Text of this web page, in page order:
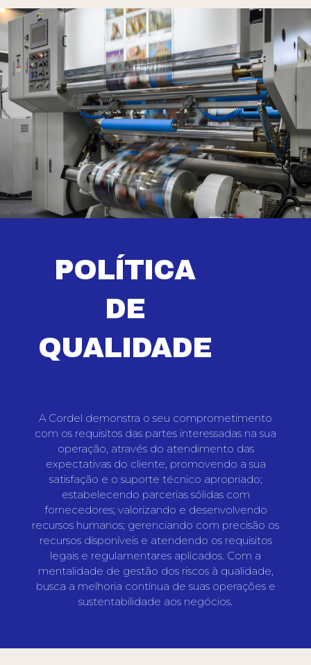
POLÍTICA
DE
QUALIDADE
A Cordel demonstra o seu comprometimento
com os requisitos das partes interessadas na sua
operação, através do atendimento das
expectativas do cliente, promovendo a sua
satisfação e o suporte técnico apropriado;
estabelecendo parcerias sólidas com
fornecedores; valorizando e desenvolvendo
recursos humanos; gerenciando com precisão os
recursos disponíveis e atendendo os requisitos
legais e regulamentares aplicados. Com a
mentalidade de gestão dos riscos à qualidade,
busca a melhoria contínua de suas operações e
sustentabilidade aos negócios.